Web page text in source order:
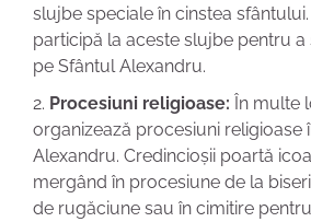
slujbe speciale în cinstea
participă la aceste slujbe pentru
pe Sfântul Alexandru.
Procesiuni religioase: În multe
organizează procesiuni religioase
Alexandru. Credincioșii poartă
mergând în procesiune de la
de rugăciune sau în cimitire